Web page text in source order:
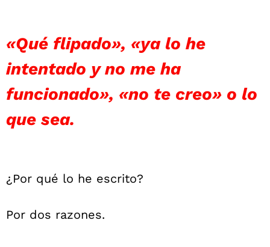
«Qué flipado», «ya lo he
intentado y no me ha
funcionado», «no te creo» o lo
que sea.
¿Por qué lo he escrito?
Por dos razones.